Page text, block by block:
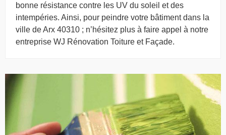
bonne résistance contre les UV du soleil et des
intempéries. Ainsi, pour peindre votre bâtiment dans la
ville de Arx 40310 ; n’hésitez plus à faire appel à notre
entreprise WJ Rénovation Toiture et Façade.